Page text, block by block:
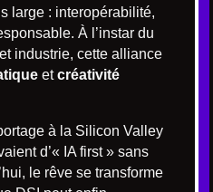
large : interopérabilité,
À l’instar du
industrie, cette alliance
etcréativité
à la Silicon Valley
d’« IA first » sans
le rêve se transforme